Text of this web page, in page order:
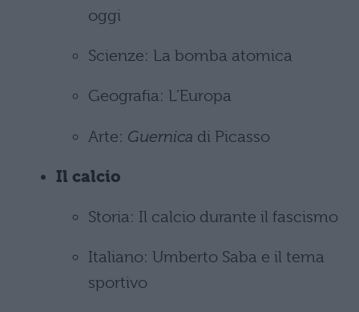
oggi
Scienze: La bomba atomica
Geografia: L’Europa
Arte: Guernica di Picasso
Il calcio
Storia: Il calcio durante il fascismo
Italiano: Umberto Saba e il tema
sportivo